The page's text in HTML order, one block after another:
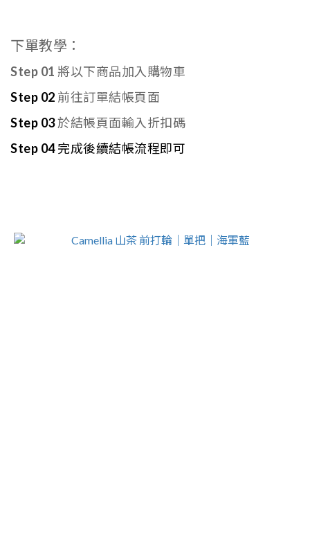
下單教學：
Step 01 將以下商品加入購物車
Step 02 前往訂單結帳頁面
Step 03於結帳頁面輸入折扣碼
Step 04完成後續結帳流程即可